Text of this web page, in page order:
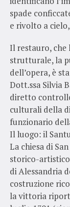
spade
e rivolto a
Il restauro, che
strutturale, la
dell’opera, è
Dott.ssa Silvia
diretto
culturali della
funzionario
Il luogo: il
La chiesa di
storico-
di Alessandria
costruzione
la vittoria